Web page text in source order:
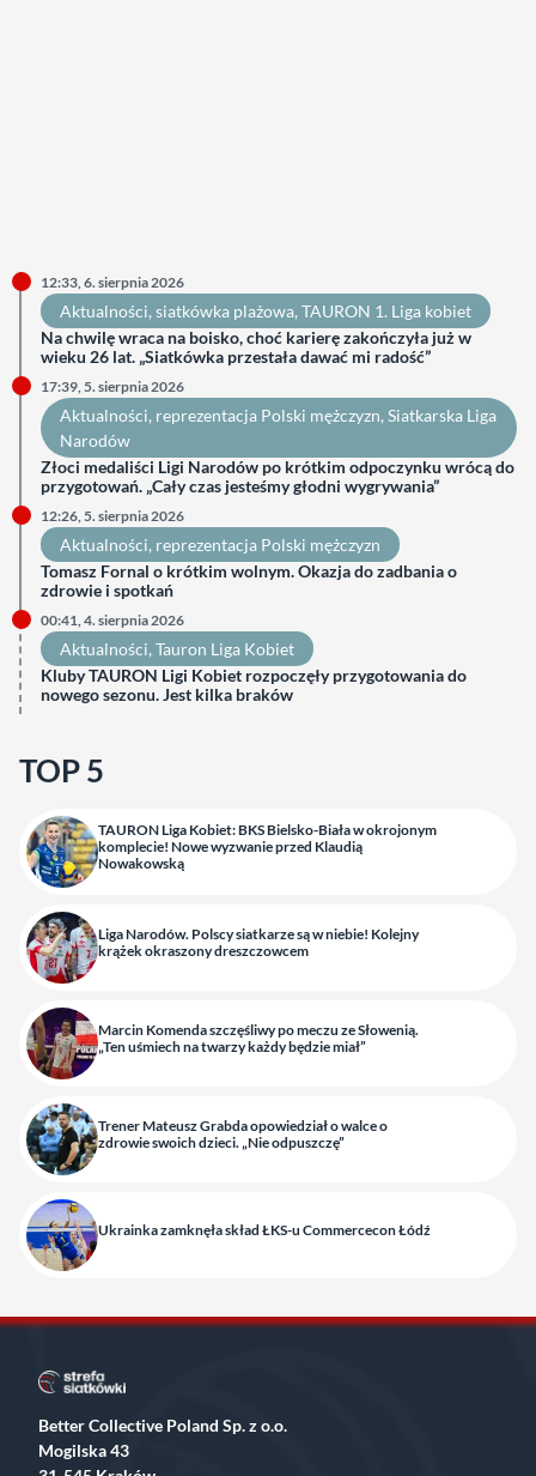
12:33, 6. sierpnia 2026
Aktualności, siatkówka plażowa, TAURON 1. Liga kobiet
Na chwilę wraca na boisko, choć karierę zakończyła już w
wieku 26 lat. „Siatkówka przestała dawać mi radość”
17:39, 5. sierpnia 2026
Aktualności, reprezentacja Polski mężczyzn, Siatkarska Liga
Narodów
Złoci medaliści Ligi Narodów po krótkim odpoczynku wrócą do
przygotowań. „Cały czas jesteśmy głodni wygrywania”
12:26, 5. sierpnia 2026
Aktualności, reprezentacja Polski mężczyzn
Tomasz Fornal o krótkim wolnym. Okazja do zadbania o
zdrowie i spotkań
00:41, 4. sierpnia 2026
Aktualności, Tauron Liga Kobiet
Kluby TAURON Ligi Kobiet rozpoczęły przygotowania do
nowego sezonu. Jest kilka braków
TOP 5
TAURON Liga Kobiet: BKS Bielsko-Biała w okrojonym
komplecie! Nowe wyzwanie przed Klaudią
Nowakowską
Liga Narodów. Polscy siatkarze są w niebie! Kolejny
krążek okraszony dreszczowcem
Marcin Komenda szczęśliwy po meczu ze Słowenią.
„Ten uśmiech na twarzy każdy będzie miał”
Trener Mateusz Grabda opowiedział o walce o
zdrowie swoich dzieci. „Nie odpuszczę”
Ukrainka zamknęła skład ŁKS-u Commercecon Łódź
Better Collective Poland Sp. z o.o.
Mogilska 43